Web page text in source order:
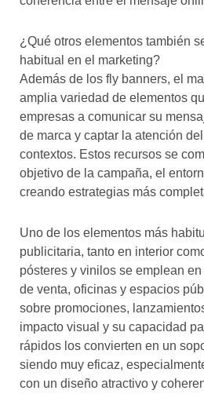
¿Qué otros elementos también
habitual en el marketing?
Además de los fly banners, el
amplia variedad de elementos
empresas a comunicar su
de marca y captar la atención
contextos. Estos recursos se
objetivo de la campaña, el
creando estrategias más
Uno de los elementos más
publicitaria, tanto en interior
pósteres y vinilos se emplean
de venta, oficinas y espacios
sobre promociones,
impacto visual y su capacidad
rápidos los convierten en un
siendo muy eficaz,
con un diseño atractivo y